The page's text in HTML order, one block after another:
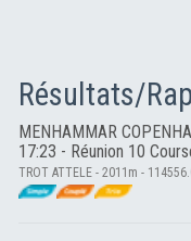
MENHAMMAR
17:23 - Réunion 10
TROT ATTELE - 2011m -